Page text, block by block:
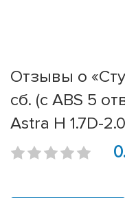
Отзывы о
сб. (с ABS 5
Astra H 1.7D-